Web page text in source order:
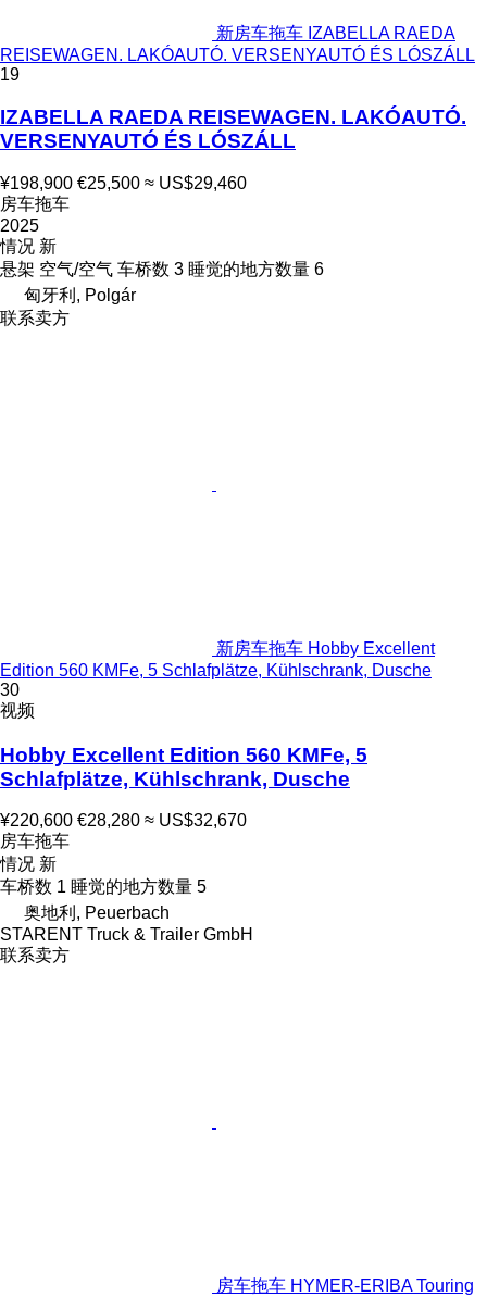
新房车拖车 IZABELLA RAEDA
REISEWAGEN. LAKÓAUTÓ. VERSENYAUTÓ ÉS LÓSZÁLL
19
IZABELLA RAEDA REISEWAGEN. LAKÓAUTÓ.
VERSENYAUTÓ ÉS LÓSZÁLL
¥198,900 €25,500 ≈ US$29,460
房车拖车
2025
情况 新
悬架 空气/空气 车桥数 3 睡觉的地方数量 6
匈牙利, Polgár
联系卖方
新房车拖车 Hobby Excellent
Edition 560 KMFe, 5 Schlafplätze, Kühlschrank, Dusche
30
视频
Hobby Excellent Edition 560 KMFe, 5
Schlafplätze, Kühlschrank, Dusche
¥220,600 €28,280 ≈ US$32,670
房车拖车
情况 新
车桥数 1 睡觉的地方数量 5
奥地利, Peuerbach
STARENT Truck & Trailer GmbH
联系卖方
房车拖车 HYMER-ERIBA Touring